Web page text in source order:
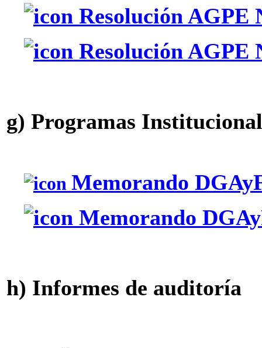
Resolución AGPE
Resolución AGPE
g) Programas
Memorando
Memorando
h) Informes de auditoría